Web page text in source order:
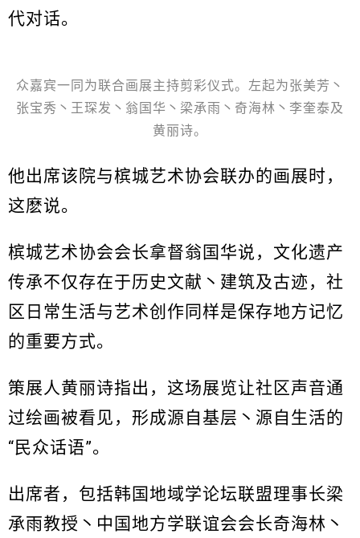
代对话。
众嘉宾一同为联合画展主持剪彩仪式。左起为张美芳丶
张宝秀丶王琛发丶翁国华丶梁承雨丶奇海林丶李奎泰及
黄丽诗。
他出席该院与槟城艺术协会联办的画展时，
这麽说。
槟城艺术协会会长拿督翁国华说，文化遗产
传承不仅存在于历史文献丶建筑及古迹，社
区日常生活与艺术创作同样是保存地方记忆
的重要方式。
策展人黄丽诗指出，这场展览让社区声音通
过绘画被看见，形成源自基层丶源自生活的
“民众话语”。
出席者，包括韩国地域学论坛联盟理事长梁
承雨教授丶中国地方学联谊会会长奇海林丶